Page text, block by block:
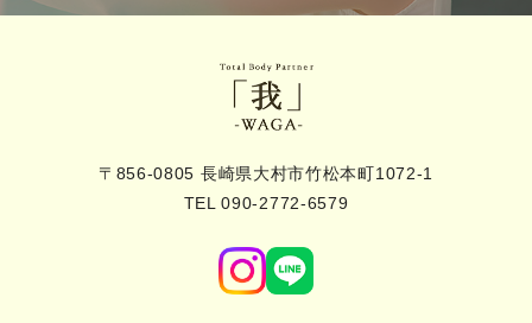
〒856-0805 長崎県大村市竹松本町1072-1
TEL 090-2772-6579